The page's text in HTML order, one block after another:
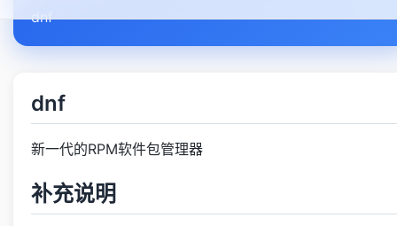
dnf
dnf
新一代的RPM软件包管理器
补充说明